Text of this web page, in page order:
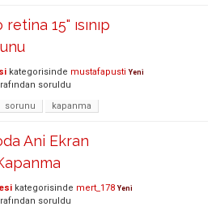
15" ısınıp
kategorisinde mustafapusti Yeni
soruldu
sorunu kapanma
Ani Ekran
kategorisinde mert_178 Yeni
soruldu